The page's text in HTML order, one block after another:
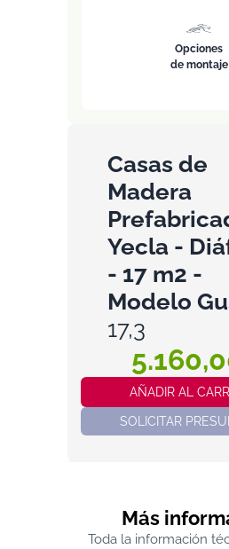
Opciones
de montaje
Casas de
Madera
Yecla -
- 17 m2 -
Modelo
17,3
AÑADIR AL
SOLICITAR
Más
Toda la información